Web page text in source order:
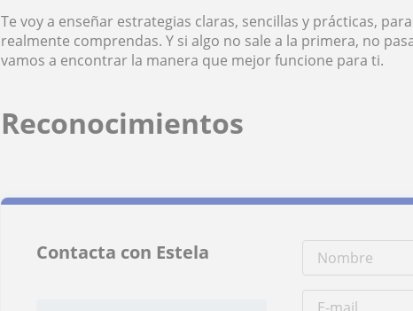
Te voy a enseñar estrategias claras, sencillas y prácticas,
realmente comprendas. Y si algo no sale a la primera, no
vamos a encontrar la manera que mejor funcione para ti.
Reconocimientos
Contacta con Estela